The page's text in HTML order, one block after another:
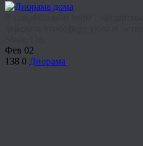
Фев 02
138 0 Диорама